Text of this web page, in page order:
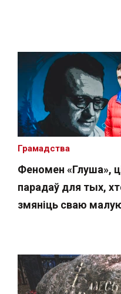
Феномен «Глуша»,
парадаў для тых,
змяніць сваю
Грамадства